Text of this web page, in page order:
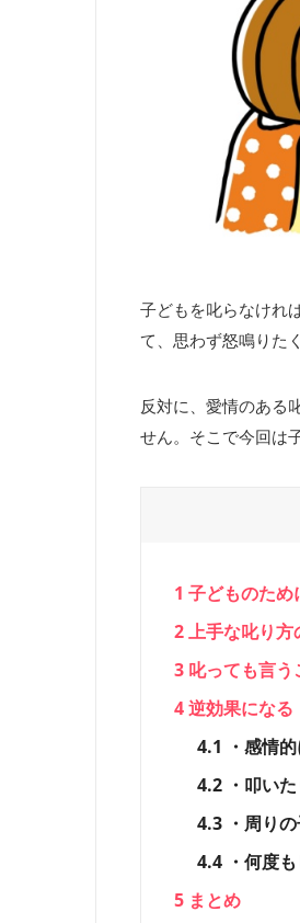
子どもを叱らなけれ
て、思わず怒鳴りた
反対に、愛情のある
せん。そこで今回は
1 子どものため
2上手な叱り方
3 叱っても言
4逆効果になる
4.1 ・感情
4.2 ・叩い
4.3 ・周り
4.4 ・何度
5 まとめ